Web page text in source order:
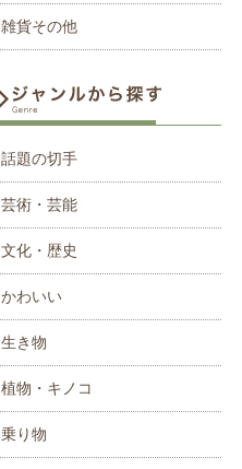
雑貨その他
話題の切手
芸術・芸能
文化・歴史
かわいい
生き物
植物・キノコ
乗り物